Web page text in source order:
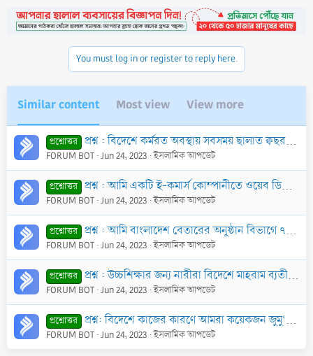
You must log in or register to reply here.
Similar content Most view View more
প্রশ্নোত্তর প্রশ্ন : বিদেশে কর্মরত অবস্থায় সবসময় ছালাত ক্বছর করা যাবে কি?
FORUM BOT Jun 24, 2023 ইসলামিক আপডেট
প্রশ্নোত্তর প্রশ্ন : আমি একটি ই-কমার্স কোম্পানীতে ওয়েব ডিজাইনার এবং ম্যানেজার হিসাবে কর্মরত। কোম্পানীর দ্রব্যাদি অধিকাংশই হালাল পণ্য হ’লেও কিছু হারাম পণ্য যেমন মা
FORUM BOT Jun 24, 2023 ইসলামিক আপডেট
প্রশ্নোত্তর প্রশ্ন : আমি বাংলাদেশ বেতারের অনুষ্ঠান বিভাগে ৭ বছর যাবৎ কর্মরত আছি। কর্তৃপক্ষের নির্দেশনা অনুযায়ী আমি ও আমার সহকর্মীরা গান-বাজনা, নাটক, ধর্মীয়, সামাজ
FORUM BOT Jun 24, 2023 ইসলামিক আপডেট
প্রশ্নোত্তর প্রশ্ন : উচ্চশিক্ষার জন্য নারীরা বিদেশে মাহরাম ব্যতীত একাকী গমন করতে এবং অবস্থান করতে পারবে কি?
FORUM BOT Jun 24, 2023 ইসলামিক আপডেট
প্রশ্নোত্তর প্রশ্ন: বিদেশে কাজের কারণে আমরা কয়েকজন জুমু‘আর ছালাতে অংশগ্রহণ করতে পারি না। এখন আমরা কি যোহরের ছালাত আদায় পারব, না-কি জুমু‘আর ছালাত আদায় করব?
FORUM BOT Jun 24, 2023 ইসলামিক আপডেট